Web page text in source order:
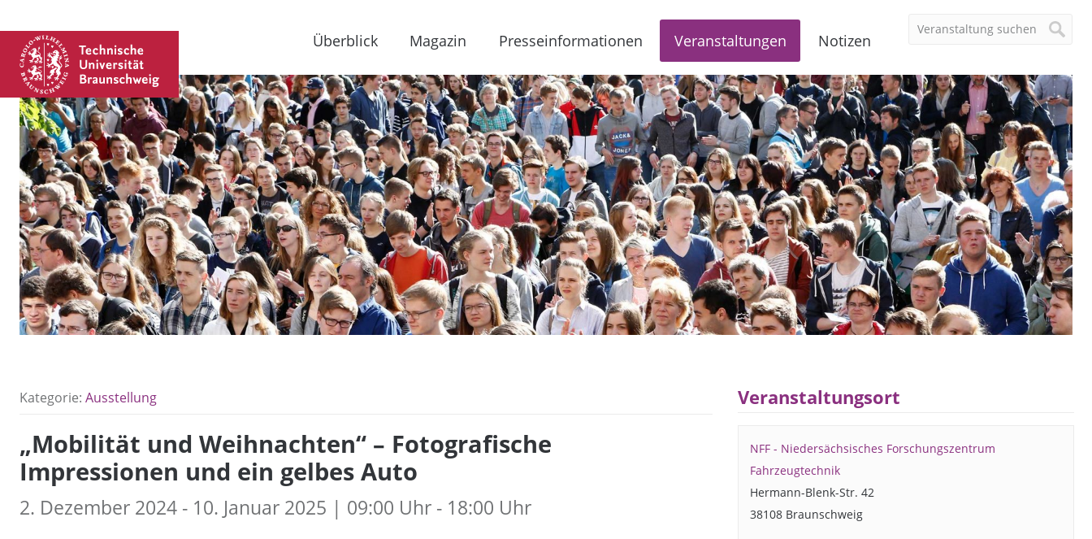
Überblick Magazin Presseinformationen Veranstaltungen Notizen
Kategorie: Ausstellung
„Mobilität und Weihnachten“ – Fotografische
Impressionen und ein gelbes Auto
2. Dezember 2024 - 10. Januar 2025 | 09:00 Uhr - 18:00 Uhr
Veranstaltungsort
NFF - Niedersächsisches Forschungszentrum
Fahrzeugtechnik
Hermann-Blenk-Str. 42
38108 Braunschweig